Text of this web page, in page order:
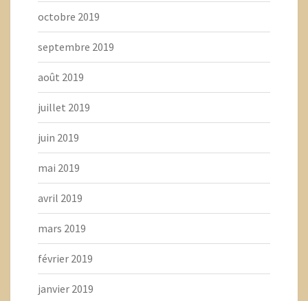
octobre 2019
septembre 2019
août 2019
juillet 2019
juin 2019
mai 2019
avril 2019
mars 2019
février 2019
janvier 2019